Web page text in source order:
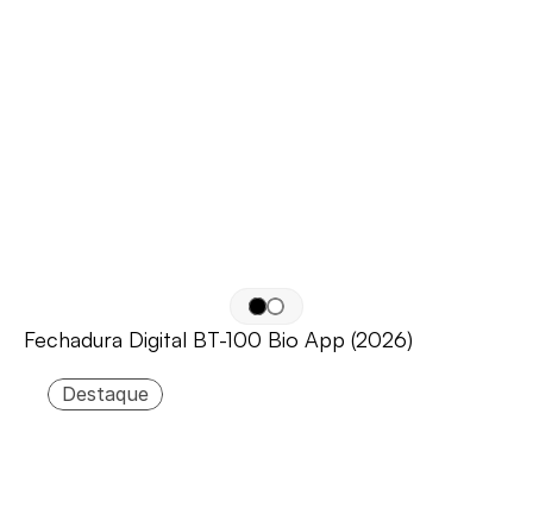
Fechadura Digital BT-100 Bio App (2026)
Destaque